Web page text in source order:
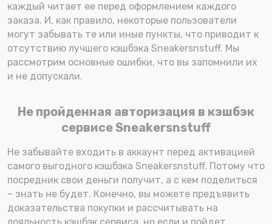
каждый читает ее перед оформлением каждого
заказа. И, как правило, некоторые пользователи
могут забывать те или иные пункты, что приводит к
отсутствию лучшего кэшбэка Sneakersnstuff. Мы
рассмотрим основные ошибки, что вы запомнили их
и не допускали.
Не пройденная авторизация в кэшбэк
сервисе Sneakersnstuff
Не забывайте входить в аккаунт перед активацией
самого выгодного кэшбэка Sneakersnstuff. Потому что
посредник свои деньги получит, а с кем поделиться
– знать не будет. Конечно, вы можете предъявить
доказательства покупки и рассчитывать на